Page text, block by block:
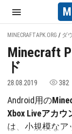
MINECRAFTAPK.ORG / ダ
Minecraft
ド
28.08.2019 382
Android用の
Xbox Liveアカ
は、小規模なア